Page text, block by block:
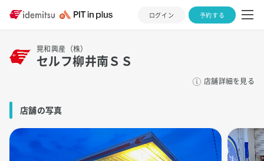
ログイン 予約する
晃和興産（株）
セルフ柳井南ＳＳ
店舗詳細を見る
店舗の写真